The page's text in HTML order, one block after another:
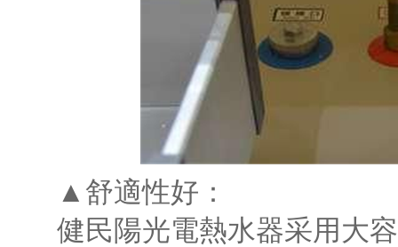
▲舒適性好：
健民陽光電熱水器采用大容